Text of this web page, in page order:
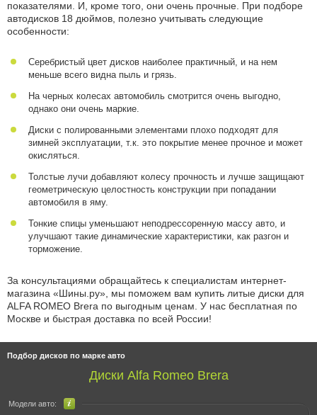
Подбор дисков по марке авто
Диски Alfa Romeo Brera
Модели авто:
показателями. И, кроме того, они очень прочные. При подборе
автодисков 18 дюймов, полезно учитывать следующие
особенности:
Серебристый цвет дисков наиболее практичный, и на нем
меньше всего видна пыль и грязь.
На черных колесах автомобиль смотрится очень выгодно,
однако они очень маркие.
Диски с полированными элементами плохо подходят для
зимней эксплуатации, т.к. это покрытие менее прочное и может
окисляться.
Толстые лучи добавляют колесу прочность и лучше защищают
геометрическую целостность конструкции при попадании
автомобиля в яму.
Тонкие спицы уменьшают неподрессоренную массу авто, и
улучшают такие динамические характеристики, как разгон и
торможение.
За консультациями обращайтесь к специалистам интернет-
магазина «Шины.ру», мы поможем вам купить литые диски для
ALFA ROMEO Brera по выгодным ценам. У нас бесплатная по
Москве и быстрая доставка по всей России!